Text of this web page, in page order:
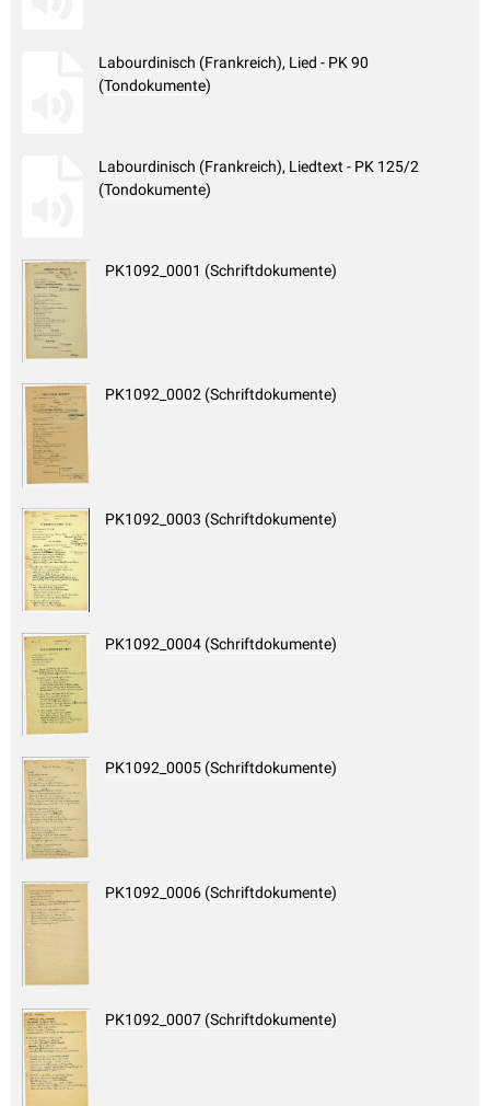
Labourdinisch (Frankreich), Lied - PK 90
(Tondokumente)
Labourdinisch (Frankreich), Liedtext - PK 125/2
(Tondokumente)
PK1092_0001 (Schriftdokumente)
PK1092_0002 (Schriftdokumente)
PK1092_0003 (Schriftdokumente)
PK1092_0004 (Schriftdokumente)
PK1092_0005 (Schriftdokumente)
PK1092_0006 (Schriftdokumente)
PK1092_0007 (Schriftdokumente)